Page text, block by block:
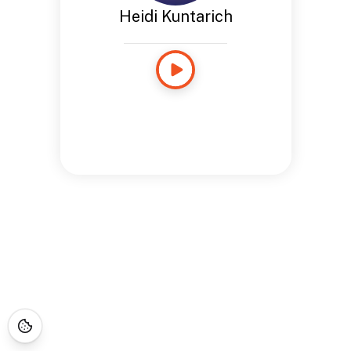
Heidi Kuntarich